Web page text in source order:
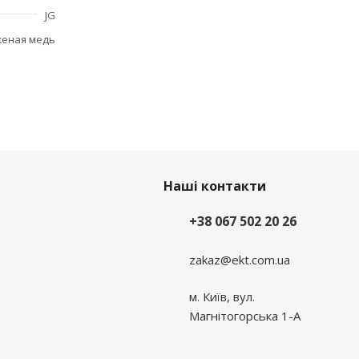
JG
медь
Наші контакти
+38 067 502 20 26
zakaz@ekt.com.ua
м. Київ, вул.
Магнітогорська 1-А